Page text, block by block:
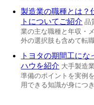
製造業の職種とは？
トについてご紹介 品
業の主な職種と年収・
外の選択肢も含めて転
トヨタの期間工に
ハウを紹介 大手製造
準備のポイントを実例
用できる知識が身につき